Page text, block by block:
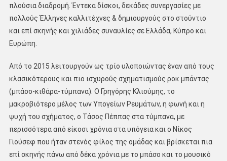
πλούσια διαδρομή. Έντεκα δίσκοι, δεκάδες συνεργασίες με
πολλούς Έλληνες καλλιτέχνες & δημιουργούς στο στούντιο
και επί σκηνής και χιλιάδες συναυλίες σε Ελλάδα, Κύπρο και
Ευρώπη.
Από το 2015 λειτουργούν ως τρίο υλοποιώντας έναν από τους
κλασικότερους και πιο ισχυρούς σχηματισμούς ροκ μπάντας
(μπάσο-κιθάρα-τύμπανα). Ο Γρηγόρης Κλιούμης, το
μακροβιότερο μέλος των Υπογείων Ρευμάτων, η φωνή και η
ψυχή του σχήματος, ο Τάσος Πέππας στα τύμπανα, με
περισσότερα από είκοσι χρόνια στα υπόγεια και ο Νίκος
Γιούσεφ που ήταν στενός φίλος της ομάδας και βρίσκεται πια
επί σκηνής πάνω από δέκα χρόνια με το μπάσο και το μουσικό